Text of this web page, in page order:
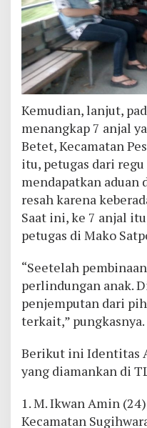
Kemudian, lanjut,
menangkap 7 anjal
Betet, Kecamatan
itu, petugas dari
mendapatkan aduan
resah karena
Saat ini, ke 7 anjal
petugas di Mako
“Seetelah
perlindungan anak.
penjemputan dari
terkait,”
Berikut ini Identitas
yang diamankan di
1. M. Ikwan Amin
Kecamatan